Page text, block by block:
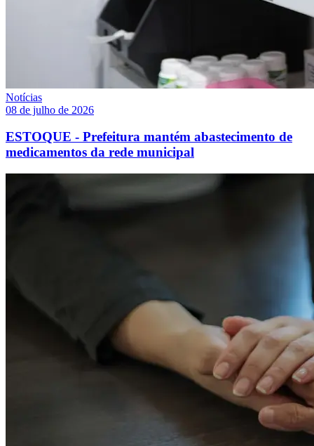
Notícias
08 de julho de 2026
ESTOQUE - Prefeitura mantém abastecimento de
medicamentos da rede municipal